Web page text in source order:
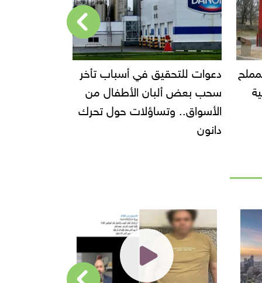
للتحقيق في أسباب تأخر
ألبان الأطفال من
وتساؤلات حول تحرك
إحالة مالك محل إيتوال
الجنائية العاجلة